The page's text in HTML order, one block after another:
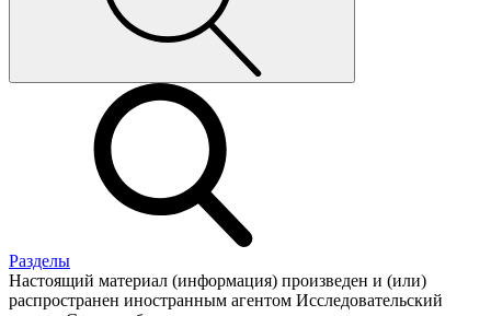
Разделы
Настоящий материал (информация) произведен и (или)
распространен иностранным агентом Исследовательский